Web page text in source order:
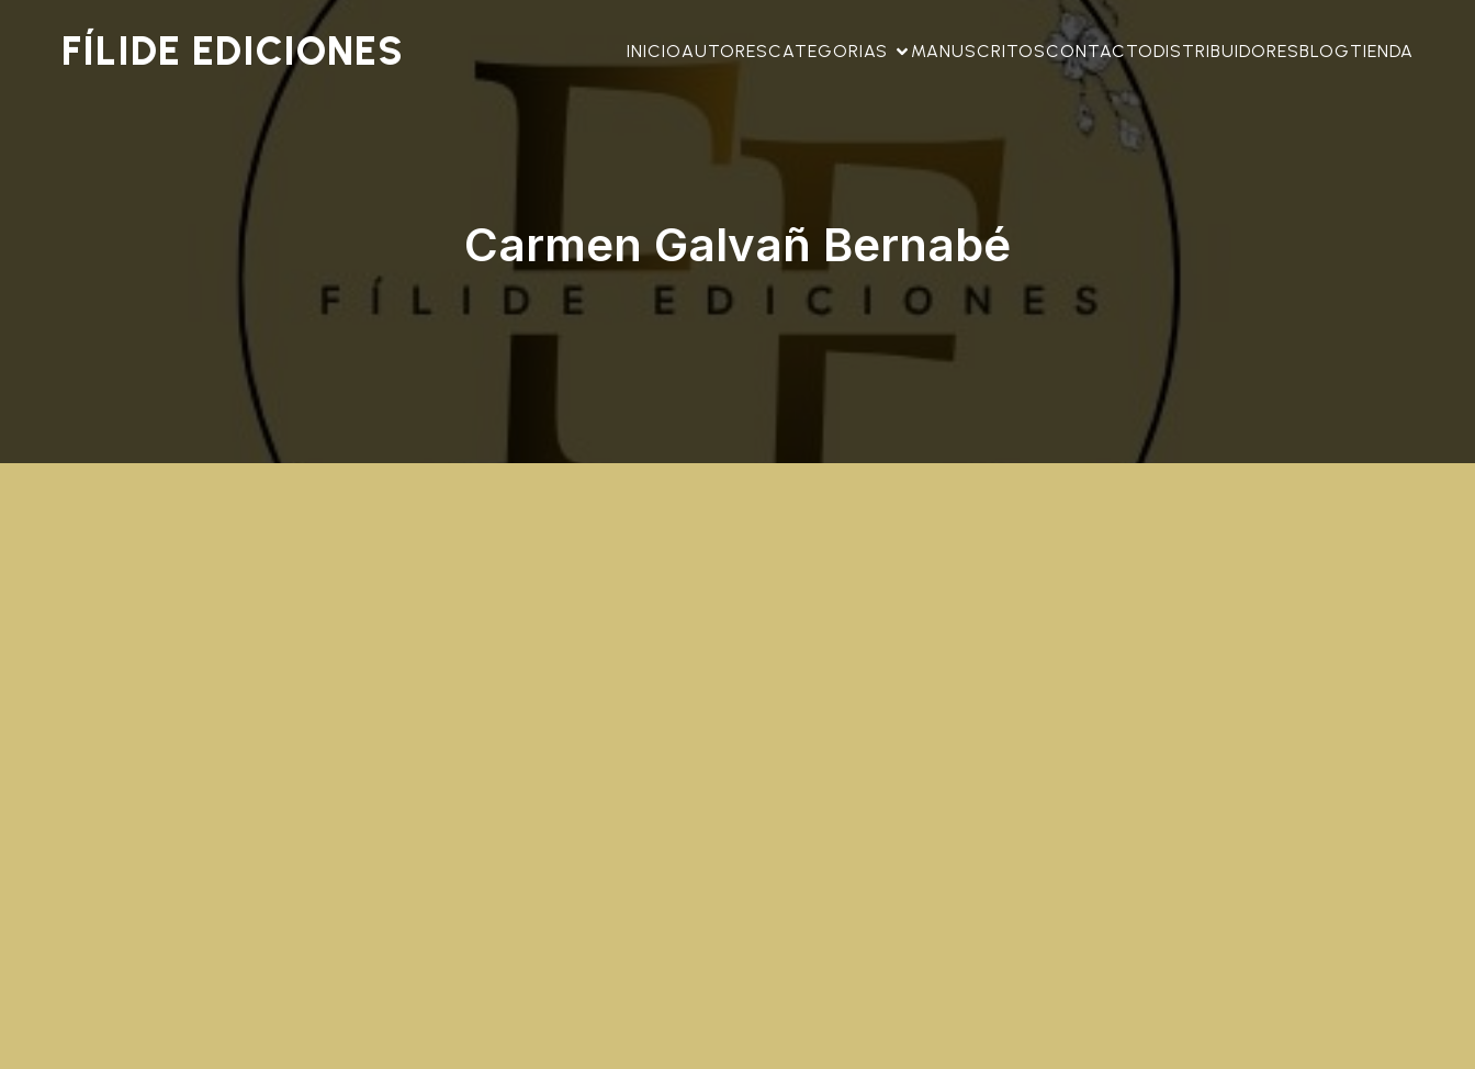
FÍLIDE EDICIONES INICIOAUTORESCATEGORIAS MANUSCRITOSCONTACTODISTRIBUIDORESBLOGTIENDA
Carmen Galvañ Bernabé